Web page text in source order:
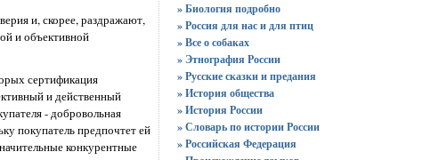
и, скорее, раздражают,
и объективной
сертификация
и действенный
- добровольная
покупатель предпочтет ей
конкурентные
» Биология подробно
» Россия для нас и для птиц
» Все о собаках
» Этнография России
» Русские сказки и предания
» История общества
» История России
» Словарь по истории России
» Российская Федерация